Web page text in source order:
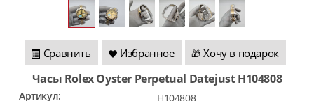
Сравнить Избранное 🎁 Хочу в подарок
Часы Rolex Oyster Perpetual Datejust H104808
Артикул:
H104808